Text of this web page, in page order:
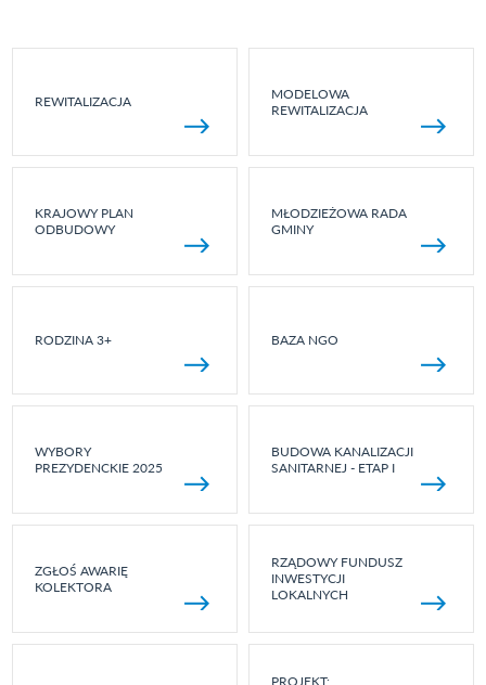
REWITALIZACJA
MODELOWA
REWITALIZACJA
KRAJOWY PLAN
ODBUDOWY
MŁODZIEŻOWA RADA
GMINY
RODZINA 3+ BAZA NGO
WYBORY
PREZYDENCKIE 2025
BUDOWA KANALIZACJI
SANITARNEJ - ETAP I
ZGŁOŚ AWARIĘ
KOLEKTORA
RZĄDOWY FUNDUSZ
INWESTYCJI
LOKALNYCH
PROJEKT: